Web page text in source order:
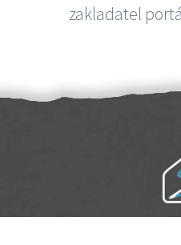
zakladatel